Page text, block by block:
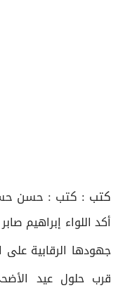
كتب : كتب : حسن
أكد اللواء إبراهيم
جهودها الرقابية على
قرب حلول عيد